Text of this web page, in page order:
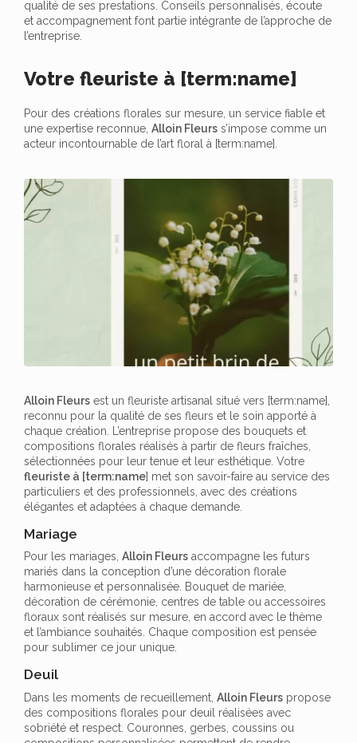
qualité de ses prestations. Conseils personnalisés, écoute
et accompagnement font partie intégrante de l’approche de
l’entreprise.
Votre fleuriste à [term:name]
Pour des créations florales sur mesure, un service fiable et
une expertise reconnue, Alloin Fleurs s’impose comme un
acteur incontournable de l’art floral à [term:name].
Alloin Fleurs est un fleuriste artisanal situé vers [term:name],
reconnu pour la qualité de ses fleurs et le soin apporté à
chaque création. L’entreprise propose des bouquets et
compositions florales réalisés à partir de fleurs fraîches,
sélectionnées pour leur tenue et leur esthétique. Votre
fleuriste à [term:name] met son savoir-faire au service des
particuliers et des professionnels, avec des créations
élégantes et adaptées à chaque demande.
Mariage
Pour les mariages, Alloin Fleurs accompagne les futurs
mariés dans la conception d’une décoration florale
harmonieuse et personnalisée. Bouquet de mariée,
décoration de cérémonie, centres de table ou accessoires
floraux sont réalisés sur mesure, en accord avec le thème
et l’ambiance souhaités. Chaque composition est pensée
pour sublimer ce jour unique.
Deuil
Dans les moments de recueillement, Alloin Fleurs propose
des compositions florales pour deuil réalisées avec
sobriété et respect. Couronnes, gerbes, coussins ou